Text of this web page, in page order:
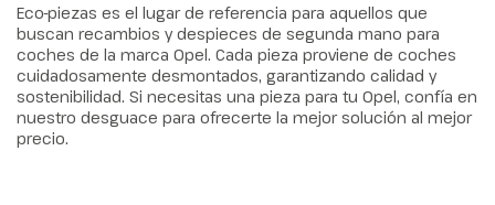
Eco-piezas es el lugar de referencia para aquellos que
buscan recambios y despieces de segunda mano para
coches de la marca Opel. Cada pieza proviene de coches
cuidadosamente desmontados, garantizando calidad y
sostenibilidad. Si necesitas una pieza para tu Opel, confía en
nuestro desguace para ofrecerte la mejor solución al mejor
precio.